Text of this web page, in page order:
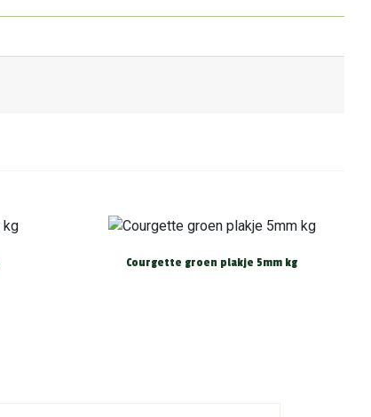
Courgette groen plakje 5mm kg